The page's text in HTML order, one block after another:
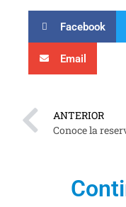
Facebook
Email
ANTERIOR